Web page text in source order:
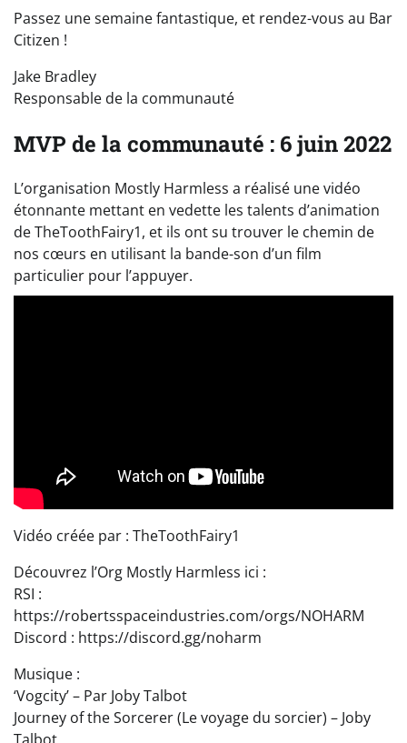
Passez une semaine fantastique, et rendez-vous au Bar
Citizen !
Jake Bradley
Responsable de la communauté
MVP de la communauté : 6 juin 2022
L’organisation Mostly Harmless a réalisé une vidéo
étonnante mettant en vedette les talents d’animation
de TheToothFairy1, et ils ont su trouver le chemin de
nos cœurs en utilisant la bande-son d’un film
particulier pour l’appuyer.
Vidéo créée par : TheToothFairy1
Découvrez l’Org Mostly Harmless ici :
RSI :
https://robertsspaceindustries.com/orgs/NOHARM
Discord : https://discord.gg/noharm
Musique :
‘Vogcity’ – Par Joby Talbot
Journey of the Sorcerer (Le voyage du sorcier) – Joby